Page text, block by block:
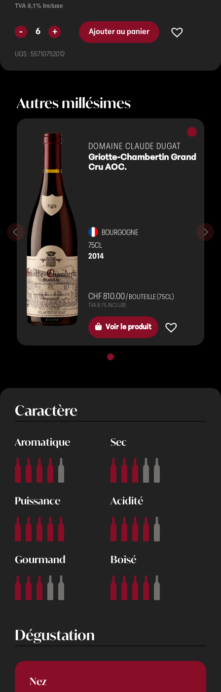
Ajouter au panier
UGS : 55710752012
Autres millésimes
Vins
rouges
DOMAINE CLAUDE DUGAT
Griotte-Chambertin Grand
Cru AOC.
BOURGOGNE
75CL
2014
CHF 810.00/ BOUTEILLE (75CL)
Voir le produit
Caractère
Aromatique Sec
Puissance Acidité
Gourmand Boisé
Dégustation
Nez